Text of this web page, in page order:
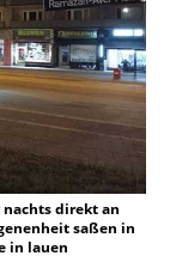
nachts direkt an
saßen in
in lauen